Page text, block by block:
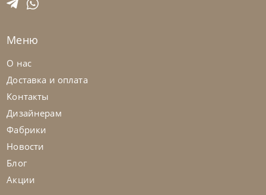
Меню
О нас
Доставка и оплата
Контакты
Дизайнерам
Фабрики
Новости
Блог
Акции